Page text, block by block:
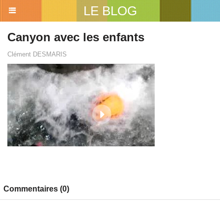
LE BLOG
Canyon avec les enfants
Clément DESMARIS
Commentaires (0)